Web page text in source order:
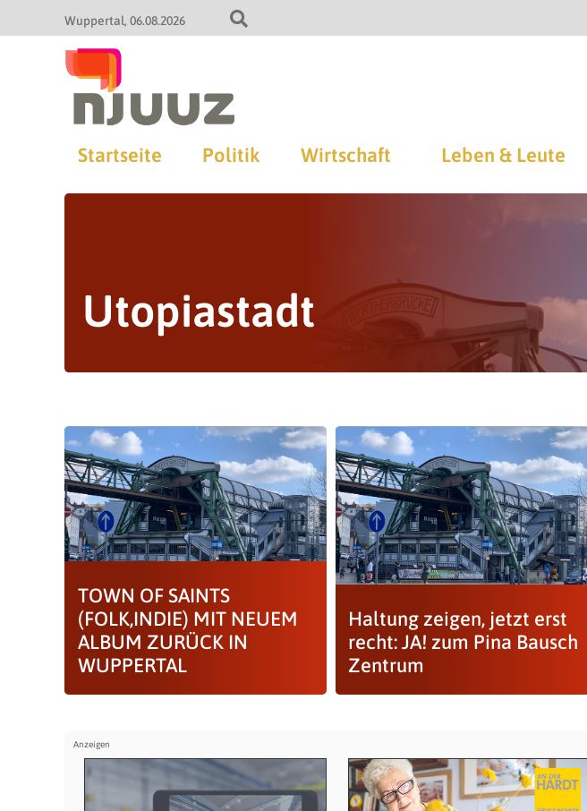
Wuppertal 06.08.2026
Startseite Politik Wirtschaft Leben & Leute
Utopiastadt
TOWN OF SAINTS
(FOLK,INDIE) MIT NEUEM
ALBUM ZURÜCK IN
WUPPERTAL
Haltung zeigen, jetzt erst
recht: JA! zum Pina Bausch
Zentrum